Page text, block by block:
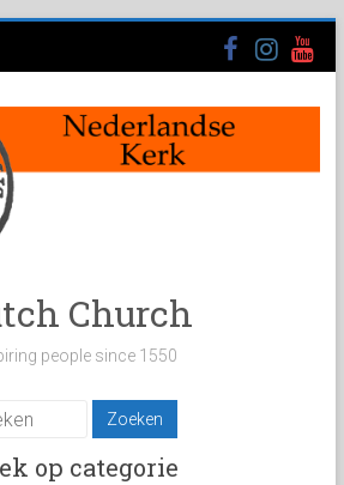
Church
people since 1550
op categorie